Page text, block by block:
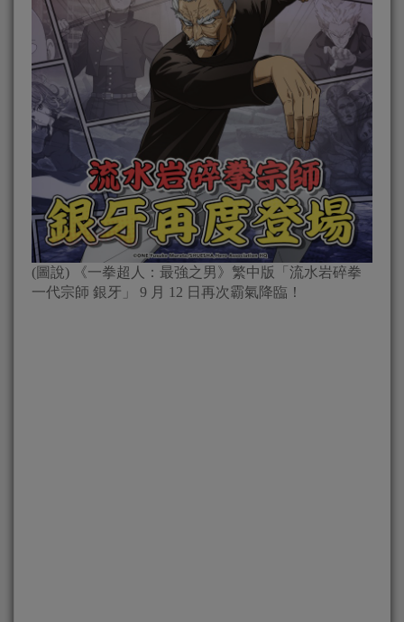
(圖說) 《一拳超人：最強之男》繁中版「流水岩碎拳
一代宗師 銀牙」 9 月 12 日再次霸氣降臨！